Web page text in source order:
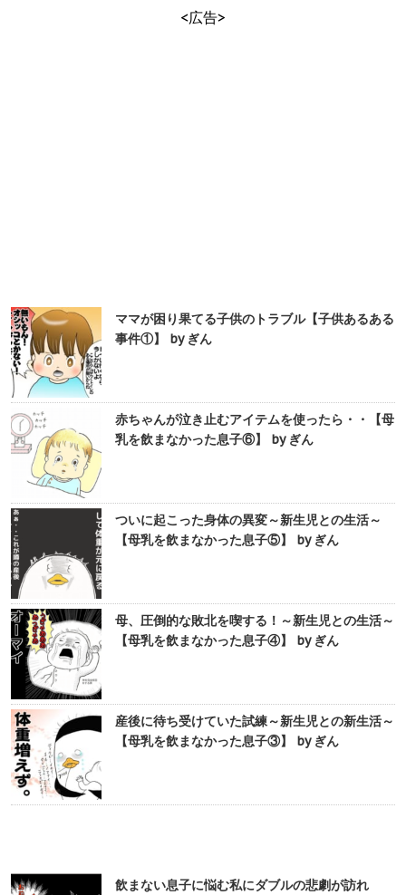
<広告>
ママが困り果てる子供のトラブル【子供あるある
事件①】 by ぎん
赤ちゃんが泣き止むアイテムを使ったら・・【母
乳を飲まなかった息子⑥】 by ぎん
ついに起こった身体の異変～新生児との生活～
【母乳を飲まなかった息子⑤】 by ぎん
母、圧倒的な敗北を喫する！～新生児との生活～
【母乳を飲まなかった息子④】 by ぎん
産後に待ち受けていた試練～新生児との新生活～
【母乳を飲まなかった息子③】 by ぎん
飲まない息子に悩む私にダブルの悲劇が訪れ